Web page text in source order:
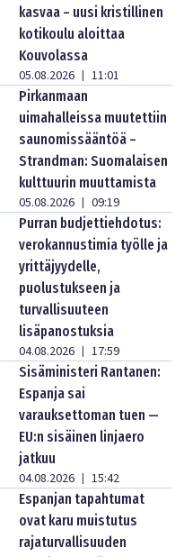
kasvaa – uusi kristillinen
kotikoulu aloittaa
Kouvolassa
05.08.2026 | 11:01
Pirkanmaan
uimahalleissa muutettiin
saunomissääntöä –
Strandman: Suomalaisen
kulttuurin muuttamista
05.08.2026 | 09:19
Purran budjettiehdotus:
verokannustimia työlle ja
yrittäjyydelle,
puolustukseen ja
turvallisuuteen
lisäpanostuksia
04.08.2026 | 17:59
Sisäministeri Rantanen:
Espanja sai
varauksettoman tuen —
EU:n sisäinen linjaero
jatkuu
04.08.2026 | 15:42
Espanjan tapahtumat
ovat karu muistutus
rajaturvallisuuden